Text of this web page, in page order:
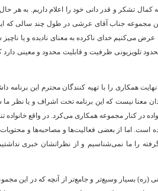
کمال تشکر و قدر دانی خود را اعلام داریم. به هر
مجموعه جناب آقای عرشی در طول چند سالی که این
عرض می‌کنیم خدای ناکرده به معنای نادیده و یا
تلویزیونی ظرفیت و قابلیت محدود و معینی دارد
همکاری را با تهیه کنندگان محترم این برنامه
معنا نیست که این برنامه تحت اشراف و یا نظر
در کنار مجموعه همکاری می‌کرد. در واقع خانواده
است. اما از بعضی فعالیت‌ها و مصاحبه‌ها و محتویات
را ما نمی‌شناسیم و از نظراتشان خبری
(ره) بسیار وسیع‌تر و جامع‌تر از آنچه که در این